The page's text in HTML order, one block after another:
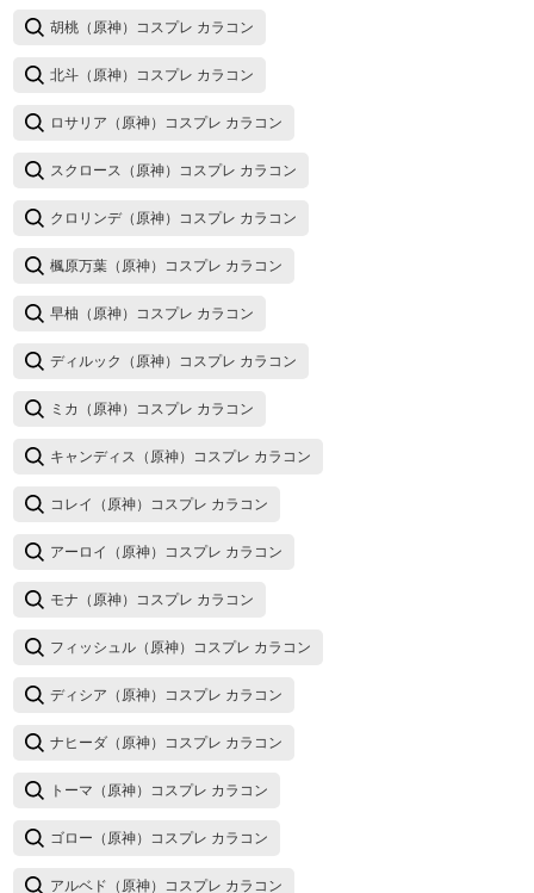
胡桃（原神）コスプレ カラコン
北斗（原神）コスプレ カラコン
ロサリア（原神）コスプレ カラコン
スクロース（原神）コスプレ カラコン
クロリンデ（原神）コスプレ カラコン
楓原万葉（原神）コスプレ カラコン
早柚（原神）コスプレ カラコン
ディルック（原神）コスプレ カラコン
ミカ（原神）コスプレ カラコン
キャンディス（原神）コスプレ カラコン
コレイ（原神）コスプレ カラコン
アーロイ（原神）コスプレ カラコン
モナ（原神）コスプレ カラコン
フィッシュル（原神）コスプレ カラコン
ディシア（原神）コスプレ カラコン
ナヒーダ（原神）コスプレ カラコン
トーマ（原神）コスプレ カラコン
ゴロー（原神）コスプレ カラコン
アルベド（原神）コスプレ カラコン